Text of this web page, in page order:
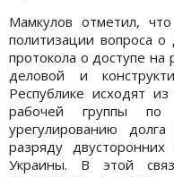
Мамкулов отметил,
политизации вопроса о
протокола о доступе
деловой и
Республике исходят
рабочей группы
урегулированию
разряду
Украины. В этой